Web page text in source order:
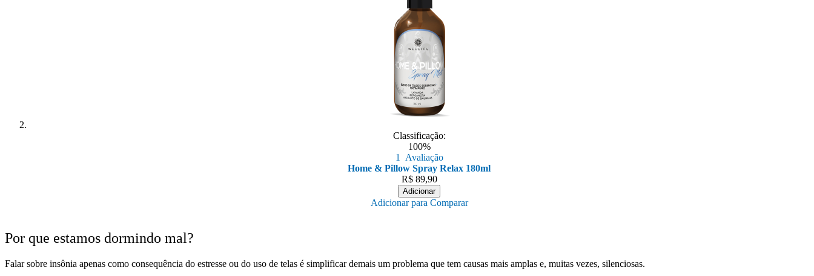
Classificação:
100%
1 Avaliação
Home & Pillow Spray Relax 180ml
R$ 89,90
Adicionar
Adicionar para Comparar
Por que estamos dormindo mal?
Falar sobre insônia apenas como consequência do estresse ou do uso de telas é simplificar demais um problema que tem causas mais amplas e, muitas vezes, silenciosas.